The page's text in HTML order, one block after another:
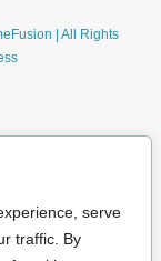
serve
traffic. By
| All Rights